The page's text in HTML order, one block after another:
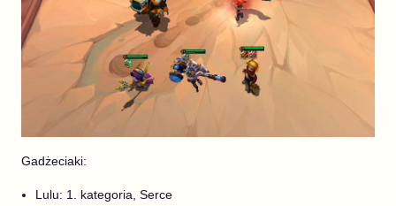
Gadżeciaki:
Lulu: 1. kategoria, Serce